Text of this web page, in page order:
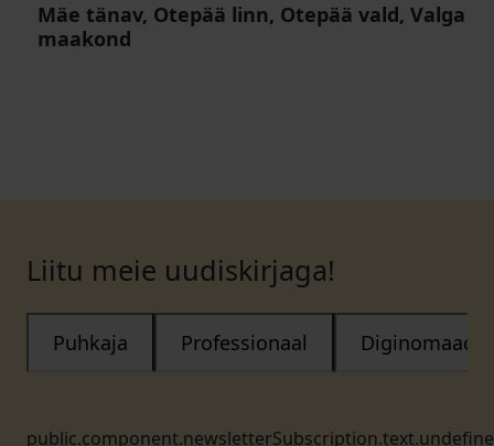
Mäe tänav, Otepää linn, Otepää vald, Valga
maakond
Liitu meie uudiskirjaga!
Puhkaja Professionaal Diginomaad